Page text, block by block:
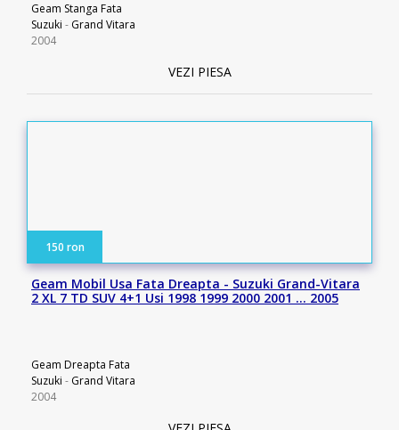
Geam Stanga Fata
Suzuki - Grand Vitara
2004
VEZI PIESA
150 ron
Geam Mobil Usa Fata Dreapta - Suzuki Grand-Vitara
2 XL 7 TD SUV 4+1 Usi 1998 1999 2000 2001 … 2005
Geam Dreapta Fata
Suzuki - Grand Vitara
2004